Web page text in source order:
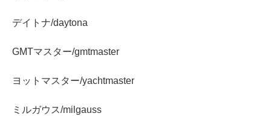
デイトナ/daytona
GMTマスター/gmtmaster
ヨットマスター/yachtmaster
ミルガウス/milgauss